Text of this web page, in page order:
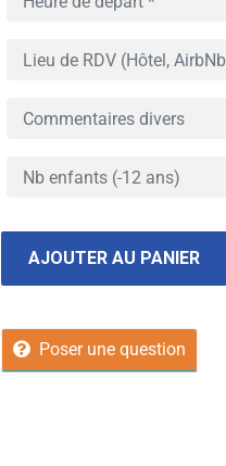
AJOUTER AU PANIER
Poser une question